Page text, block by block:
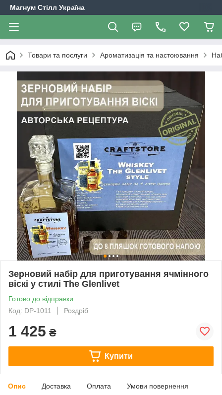
Магнум Стілл Україна
Товари та послуги Ароматизація та настоювання
Зерновий набір для приготування ячмінного
віскі у стилі The Glenlivet
Готово до відправки
Код: DP-1011
Роздріб
1 425 ₴
Купити
Опис Доставка Оплата Умови повернення